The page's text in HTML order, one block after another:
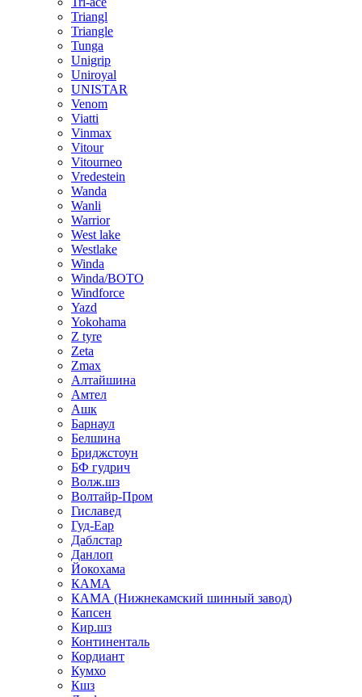
Triangl
Triangle
Tunga
Unigrip
Uniroyal
UNISTAR
Venom
Viatti
Vinmax
Vitour
Vitourneo
Vredestein
Wanda
Wanli
Warrior
West lake
Westlake
Winda
Winda/BOTO
Windforce
Yazd
Yokohama
Z tyre
Zeta
Zmax
Алтайшина
Амтел
Ашк
Барнаул
Белшина
Бриджстоун
БФ гудрич
Волж.шз
Волтайр-Пром
Гиславед
Гуд-Еар
Даблстар
Данлоп
Йокохама
КАМА
КАМА (Нижнекамский шинный завод)
Капсен
Кир.шз
Континенталь
Кордиант
Кумхо
Кшз